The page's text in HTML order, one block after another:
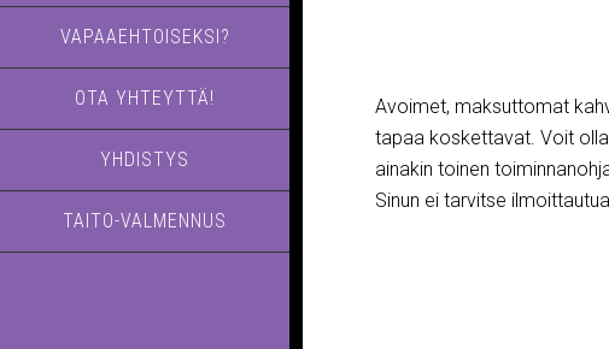
VAPAAEHTOISEKSI?
OTA YHTEYTTÄ!
YHDISTYS
TAITO-VALMENNUS
Avoimet, maksuttomat
tapaa koskettavat. Voit
ainakin toinen
Sinun ei tarvitse